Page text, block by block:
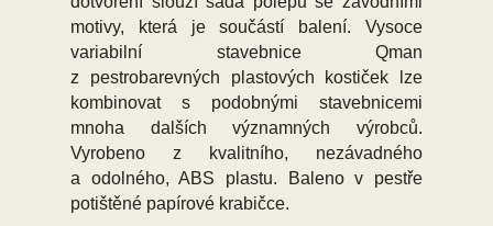
motivy, která je součástí balení. Vysoce
variabilní stavebnice Qman
z pestrobarevných plastových kostiček lze
kombinovat s podobnými stavebnicemi
mnoha dalších významných výrobců.
Vyrobeno z kvalitního, nezávadného
a odolného, ABS plastu. Baleno v pestře
potištěné papírové krabičce.